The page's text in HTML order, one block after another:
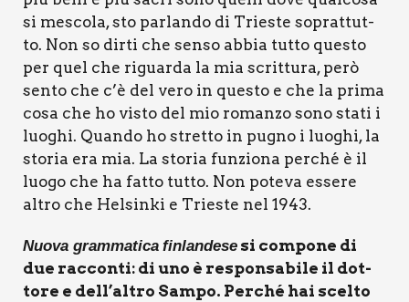
si mesco­la, sto par­lan­do di Trie­ste soprat­tut­
to. Non so dir­ti che sen­so abbia tut­to que­sto
per quel che riguar­da la mia scrit­tu­ra, però
sen­to che c’è del vero in que­sto e che la pri­ma
cosa che ho visto del mio roman­zo sono sta­ti i
luo­ghi. Quan­do ho stret­to in pugno i luo­ghi, la
sto­ria era mia. La sto­ria fun­zio­na per­ché è il
luo­go che ha fat­to tut­to. Non pote­va esse­re
altro che Hel­sin­ki e Trie­ste nel 1943.
Nuo­va gram­ma­ti­ca fin­lan­de­se si com­po­ne di
due rac­con­ti: di uno è respon­sa­bi­le il dot­
to­re e dell’altro Sam­po. Per­ché hai scel­to